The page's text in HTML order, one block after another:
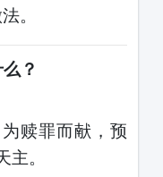
。
？
为赎罪而献，预
。